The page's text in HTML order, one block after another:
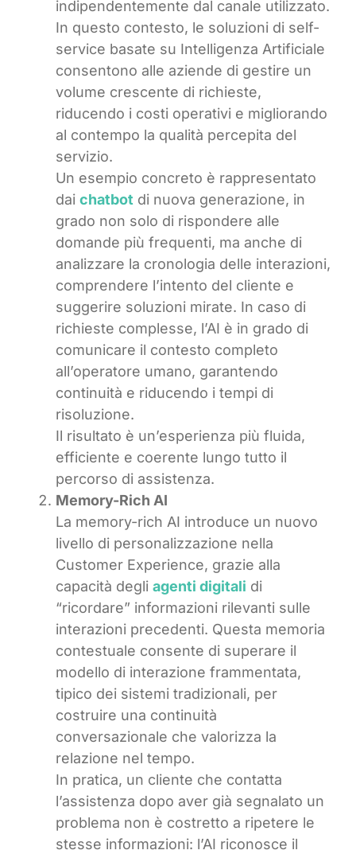
indipendentemente dal canale utilizzato.
In questo contesto, le soluzioni di self-
service basate su Intelligenza Artificiale
consentono alle aziende di gestire un
volume crescente di richieste,
riducendo i costi operativi e migliorando
al contempo la qualità percepita del
servizio.
Un esempio concreto è rappresentato
dai chatbot di nuova generazione, in
grado non solo di rispondere alle
domande più frequenti, ma anche di
analizzare la cronologia delle interazioni,
comprendere l’intento del cliente e
suggerire soluzioni mirate. In caso di
richieste complesse, l’AI è in grado di
comunicare il contesto completo
all’operatore umano, garantendo
continuità e riducendo i tempi di
risoluzione.
Il risultato è un’esperienza più fluida,
efficiente e coerente lungo tutto il
percorso di assistenza.
Memory-Rich AI
La memory-rich AI introduce un nuovo
livello di personalizzazione nella
Customer Experience, grazie alla
capacità degli agenti digitali di
“ricordare” informazioni rilevanti sulle
interazioni precedenti. Questa memoria
contestuale consente di superare il
modello di interazione frammentata,
tipico dei sistemi tradizionali, per
costruire una continuità
conversazionale che valorizza la
relazione nel tempo.
In pratica, un cliente che contatta
l’assistenza dopo aver già segnalato un
problema non è costretto a ripetere le
stesse informazioni: l’AI riconosce il